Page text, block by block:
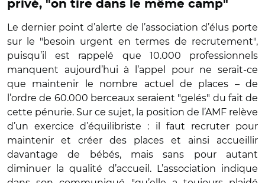
privé, "on tire dans le même camp"
Le dernier point d’alerte de l’association d’élus porte
sur le "besoin urgent en termes de recrutement",
puisqu’il est rappelé que 10.000 professionnels
manquent aujourd’hui à l’appel pour ne serait-ce
que maintenir le nombre actuel de places – de
l’ordre de 60.000 berceaux seraient "gelés" du fait de
cette pénurie. Sur ce sujet, la position de l’AMF relève
d’un exercice d’équilibriste : il faut recruter pour
maintenir et créer des places et ainsi accueillir
davantage de bébés, mais sans pour autant
diminuer la qualité d’accueil. L’association indique